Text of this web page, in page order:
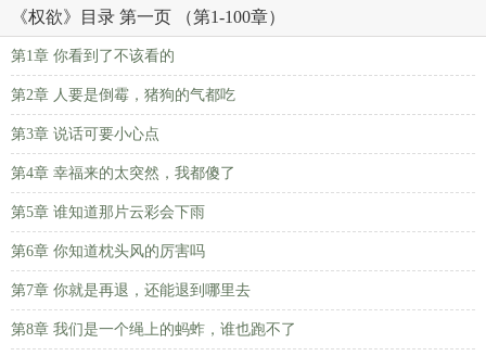
《权欲》目录 第一页 （第1-100章）
第1章 你看到了不该看的
第2章 人要是倒霉，猪狗的气都吃
第3章 说话可要小心点
第4章 幸福来的太突然，我都傻了
第5章 谁知道那片云彩会下雨
第6章 你知道枕头风的厉害吗
第7章 你就是再退，还能退到哪里去
第8章 我们是一个绳上的蚂蚱，谁也跑不了